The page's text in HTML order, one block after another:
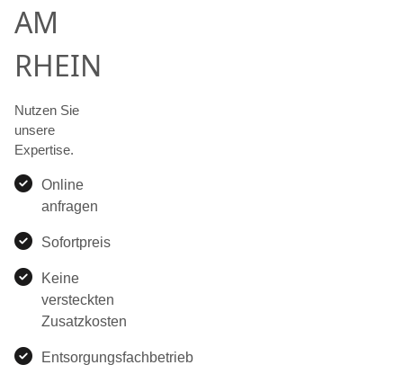
AM
RHEIN
Nutzen Sie
unsere
Expertise.
Online
anfragen
Sofortpreis
Keine
versteckten
Zusatzkosten
Entsorgungsfachbetrieb